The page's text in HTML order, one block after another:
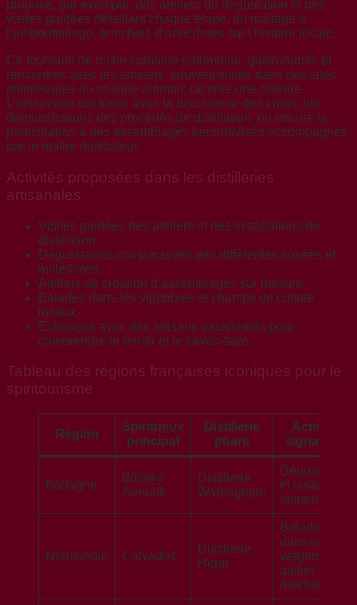
propose, par exemple, des ateliers de dégustation et des
visites guidées détaillant chaque étape, du maltage à
l’embouteillage, enrichies d’anecdotes sur l’histoire locale.
Ce tourisme de niche combine patrimoine, gastronomie et
rencontres avec les artisans, souvent situés dans des sites
pittoresques où chaque alambic raconte une histoire.
L’immersion est totale avec la découverte des chais, les
démonstrations des procédés de distillation, ou encore la
participation à des assemblages personalisés accompagnés
par le maître distillateur.
Activités proposées dans les distilleries
artisanales
Visites guidées des ateliers et des installations de
distillation.
Dégustations comparatives des différentes cuvées et
millésimes.
Ateliers de création d’assemblages sur mesure.
Balades dans les vignobles et champs de culture
locaux.
Échanges avec des artisans passionnés pour
comprendre le terroir et le savoir-faire.
Tableau des régions françaises iconiques pour le
spiritourisme
Région
Spiritueux
principal
Distillerie
phare
Activité
signature
Bretagne
Whisky
Armorik
Distillerie
Warenghem
Dégustation
et visite
immersive
Normandie Calvados
Distillerie
Hepp
Balade
dans les
vergers et
atelier de
distillation